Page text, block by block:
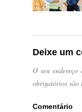
Deixe um
O seu
obrigatórios são